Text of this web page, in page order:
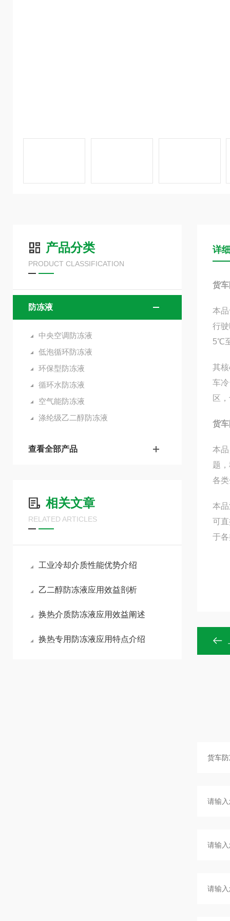
产品分类
PRODUCT CLASSIFICATION
防冻液
中央空调防冻液
低泡循环防冻液
环保型防冻液
循环水防冻液
空气能防冻液
涤纶级乙二醇防冻液
查看全部产品
相关文章
RELATED ARTICLES
工业冷却介质性能优势介绍
乙二醇防冻液应用效益剖析
换热介质防冻液应用效益阐述
换热专用防冻液应用特点介绍
详
货
本
行
5℃
其
车
区
货
本
题
各
本
可
于